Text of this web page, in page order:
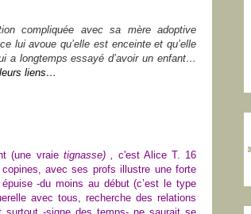
compliquée avec sa mère adoptive
lui avoue qu’elle est enceinte et qu’elle
a longtemps essayé d’avoir un enfant…
liens…
(une vraie tignasse) , c'est Alice T. 16
avec ses profs illustre une forte
-du moins au début (c’est le type
avec tous, recherche des relations